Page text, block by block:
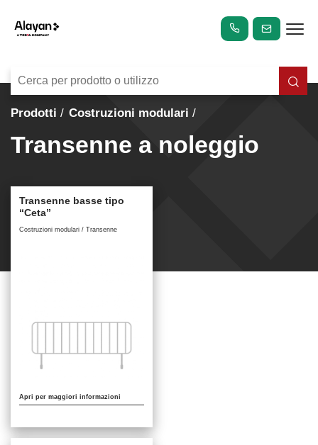
Prodotti Costruzioni modulari
Transenne a noleggio
Transenne basse tipo
“Ceta”
Costruzioni modulari / Transenne
Apri per maggiori informazioni